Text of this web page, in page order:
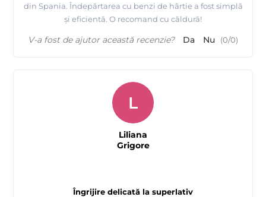
din Spania. Îndepărtarea cu benzi de hârtie a fost simplă
și eficientă. O recomand cu căldură!
V-a fost de ajutor această recenzie? Da Nu (0/0)
Îngrijire delicată la superlativ
L
Liliana
Grigore